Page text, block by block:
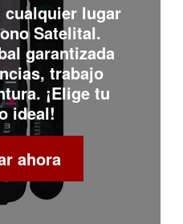
cualquier lugar
Satelital.
garantizada
trabajo
¡Elige tu
ideal!
ahora